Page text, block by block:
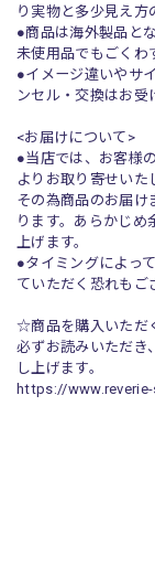
り実物と多少見え方
●商品は海外製品と
未使用品でもごくわ
●イメージ違いやサ
ンセル・交換はお受
<お届けについて>
●当店では、お客様
よりお取り寄せいた
その為商品のお届け
ります。あらかじめ
上げます。
●タイミングによっ
ていただく恐れもご
☆商品を購入いただ
必ずお読みいただき
し上げます。
https://